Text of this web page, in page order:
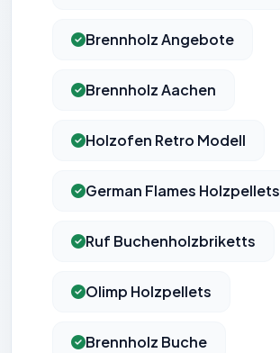
Brennholz Angebote
Brennholz Aachen
Holzofen Retro Modell
German Flames Holzpellets
Ruf Buchenholzbriketts
Olimp Holzpellets
Brennholz Buche